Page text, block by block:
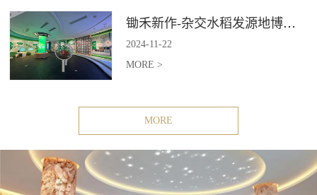
锄禾新作-杂交水稻发源地博物苑，欢迎前去打卡体验
2024-11 -22
MORE >
MORE